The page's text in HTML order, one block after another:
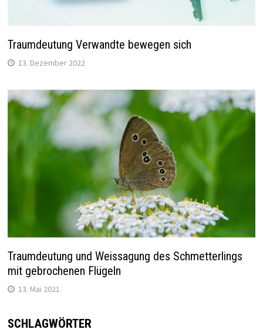
Traumdeutung Verwandte bewegen sich
13. Dezember 2022
Traumdeutung und Weissagung des Schmetterlings
mit gebrochenen Flügeln
13. Mai 2021
SCHLAGWÖRTER